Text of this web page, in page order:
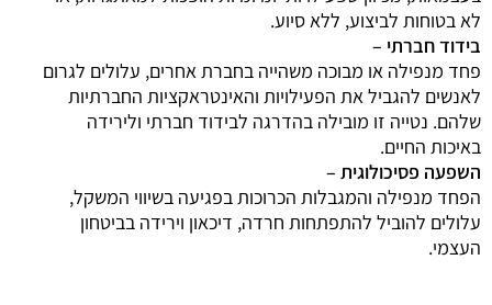
לא בטוחות לביצוע, ללא סיוע.
בידוד חברתי –
פחד מנפילה או מבוכה משהייה בחברת אחרים, עלולים לגרום
לאנשים להגביל את הפעילויות והאינטראקציות החברתיות
שלהם. נטייה זו מובילה בהדרגה לבידוד חברתי ולירידה
באיכות החיים.
השפעה פסיכולוגית –
הפחד מנפילה והמגבלות הכרוכות בפגיעה בשיווי המשקל,
עלולים להוביל להתפתחות חרדה, דיכאון וירידה בביטחון
העצמי.